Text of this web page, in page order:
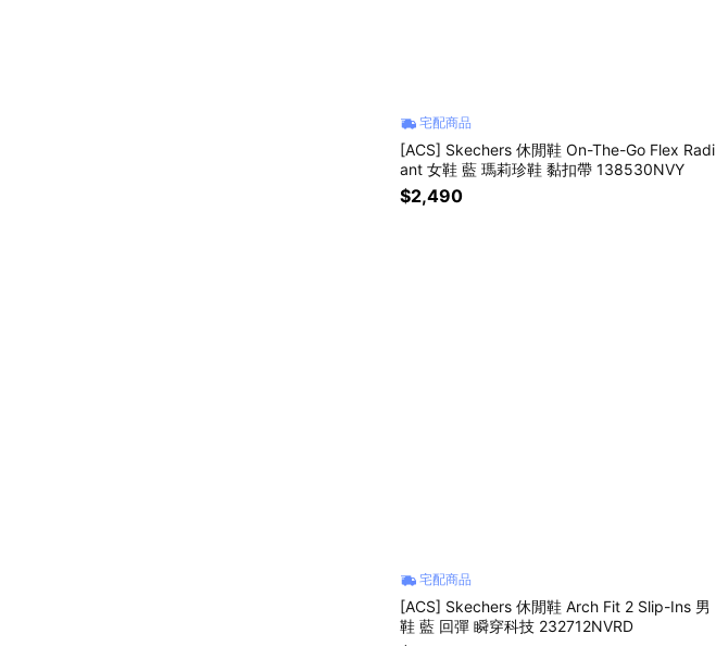
宅配商品
[ACS] Skechers 休閒鞋 On-The-Go Flex Radi
ant 女鞋 藍 瑪莉珍鞋 黏扣帶 138530NVY
$2,490
宅配商品
[ACS] Skechers 休閒鞋 Arch Fit 2 Slip-Ins 男
鞋 藍 回彈 瞬穿科技 232712NVRD